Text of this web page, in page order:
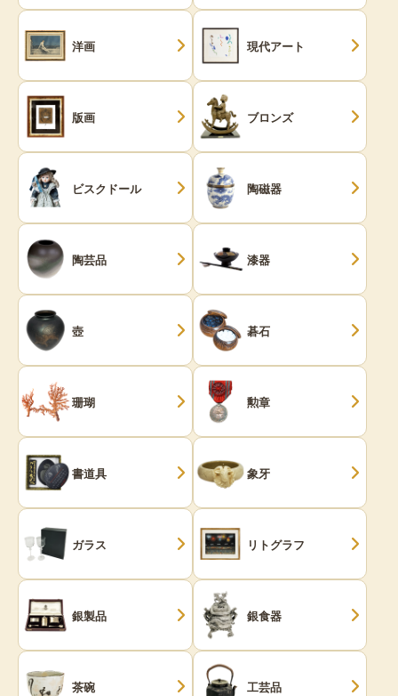
洋画 現代アート
版画 ブロンズ
ビスクドール 陶磁器
陶芸品 漆器
壺 碁石
珊瑚 勲章
書道具 象牙
ガラス リトグラフ
銀製品 銀食器
茶碗 工芸品